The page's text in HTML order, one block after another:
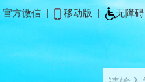
官方微信 移动版 无障碍